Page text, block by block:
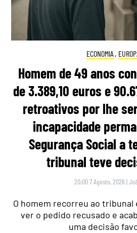
ECONOMIA ,
Homem de 49 anos
de 3.389,10 euros e
retroativos por lhe
incapacidade
Segurança Social a
tribunal teve
20:00 7 Agosto, 2026 |
O homem recorreu ao tribunal
ver o pedido recusado e
uma decisão